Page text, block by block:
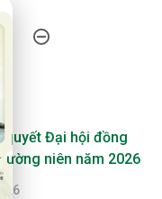
quyết Đại hội đồng
niên năm 2026
Ty Chứng Khoán Phú